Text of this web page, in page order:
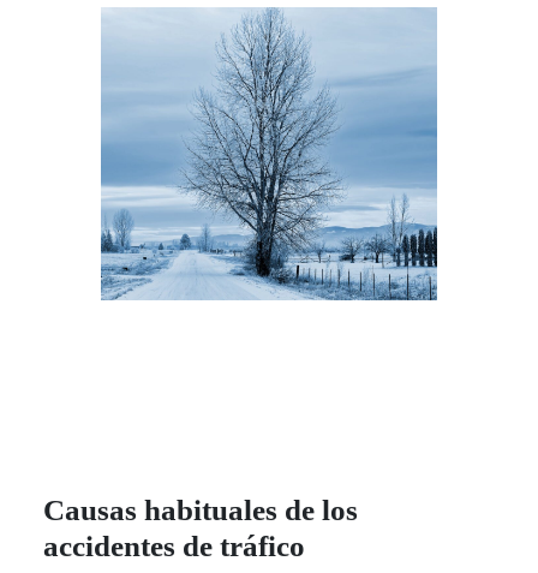
Causas habituales de los
accidentes de tráfico